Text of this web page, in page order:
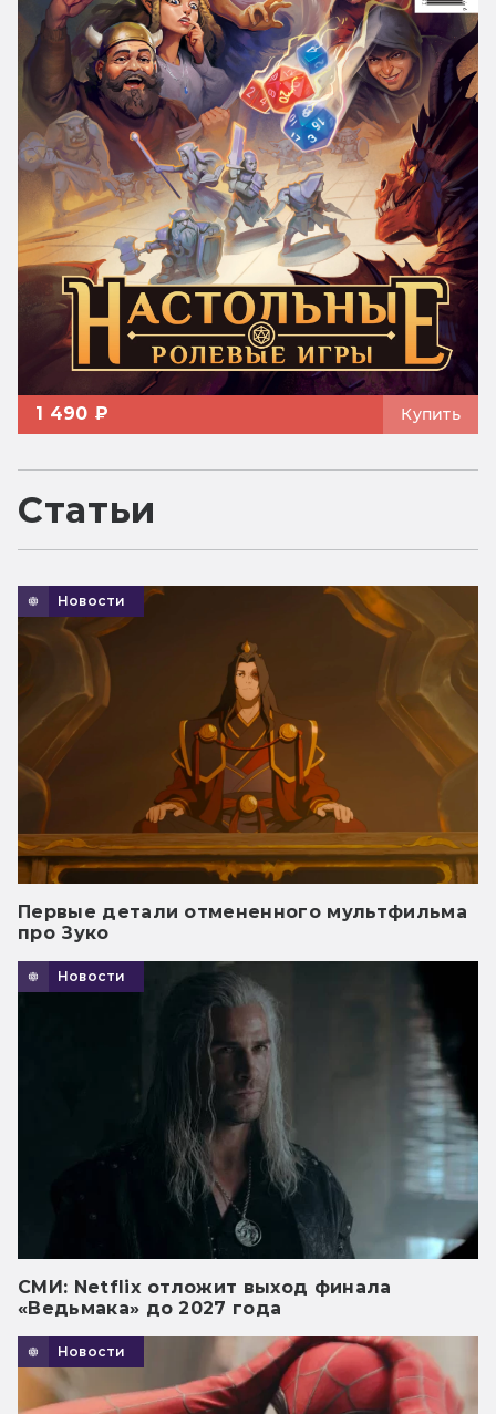
1 490 ₽ Купить
Статьи
Новости
Первые детали отмененного мультфильма
про Зуко
Новости
СМИ: Netflix отложит выход финала
«Ведьмака» до 2027 года
Новости